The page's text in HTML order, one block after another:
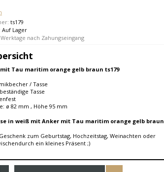
ts179
Auf Lager
nach Zahungseingang
Tau maritim orange gelb braun ts179
/ Tasse
Tasse
ø 82 mm , Höhe 95 mm
in weiß mit Anker mit Tau maritim orange gelb braun
zum Geburtstag, Hochzeitstag, Weinachten oder
ein kleines Präsent ;)